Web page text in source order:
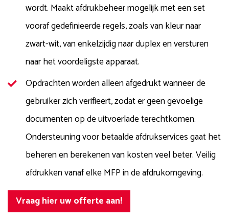
wordt. Maakt afdrukbeheer mogelijk met een set
vooraf gedefinieerde regels, zoals van kleur naar
zwart-wit, van enkelzijdig naar duplex en versturen
naar het voordeligste apparaat.
Opdrachten worden alleen afgedrukt wanneer de
gebruiker zich verifieert, zodat er geen gevoelige
documenten op de uitvoerlade terechtkomen.
Ondersteuning voor betaalde afdrukservices gaat het
beheren en berekenen van kosten veel beter. Veilig
afdrukken vanaf elke MFP in de afdrukomgeving.
Vraag hier uw offerte aan!